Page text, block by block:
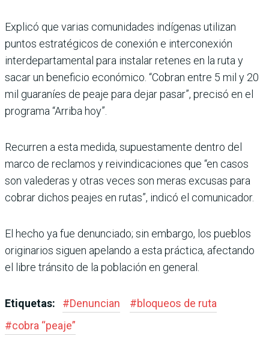
Explicó que varias comunidades indígenas utilizan
puntos estratégicos de conexión e interconexión
interdepartamental para instalar retenes en la ruta y
sacar un beneficio económico. “Cobran entre 5 mil y 20
mil guaraníes de peaje para dejar pasar”, precisó en el
programa “Arriba hoy”.
Recurren a esta medida, supuestamente dentro del
marco de reclamos y reivindicaciones que “en casos
son valederas y otras veces son meras excusas para
cobrar dichos peajes en rutas”, indicó el comunicador.
El hecho ya fue denunciado; sin embargo, los pueblos
originarios siguen apelando a esta práctica, afectando
el libre tránsito de la población en general.
Etiquetas: #Denuncian #bloqueos de ruta
#cobra “peaje”